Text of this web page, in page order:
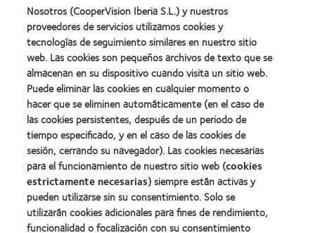
(2011)
about
2012:
Premio
Manufacturing
Leadership
100
(ML
100)
(2012)
about
2012
Premio
internacional
REBRAND
100®
(2012)
Learn
more
about
Premio
de
la
Industria
de
la
BCLA
Nosotros (CooperVision Iberia S.L.) y nuestros
proveedores de servicios utilizamos cookies y
tecnologías de seguimiento similares en nuestro sitio
web. Las cookies son pequeños archivos de texto que se
almacenan en su dispositivo cuando visita un sitio web.
Puede eliminar las cookies en cualquier momento o
hacer que se eliminen automáticamente (en el caso de
las cookies persistentes, después de un periodo de
tiempo especificado, y en el caso de las cookies de
sesión, cerrando su navegador). Las cookies necesarias
para el funcionamiento de nuestro sitio web (cookies
estrictamente necesarias) siempre están activas y
pueden utilizarse sin su consentimiento. Solo se
utilizarán cookies adicionales para fines de rendimiento,
funcionalidad o focalización con su consentimiento